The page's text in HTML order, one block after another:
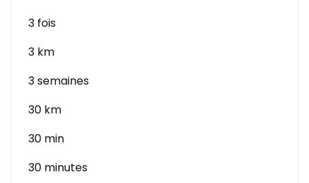
3 fois
3 km
3 semaines
30 km
30 min
30 minutes